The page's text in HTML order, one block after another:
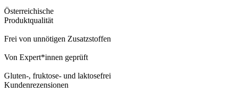
Österreichische
Produktqualität
Frei von unnötigen Zusatzstoffen
Von Expert*innen geprüft
Gluten-, fruktose- und laktosefrei
Kundenrezensionen